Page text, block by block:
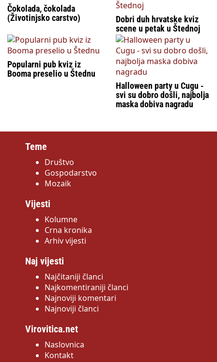
Čokolada, čokolada
(Životinjsko carstvo)
Dobri duh hrvatske kviz
scene u petak u Štednoj
Popularni pub kviz iz
Booma preselio u Štednu
Halloween party u Cugu -
svi su dobro došli, najbolja
maska dobiva nagradu
Teme
Društvo
Gospodarstvo
Mozaik
Vijesti
Kolumne
Crna kronika
Arhiv vijesti
Naj vijesti
Najčitaniji članci
Najkomentiraniji članci
Najnoviji komentari
Najnoviji članci
Virovitica.net
Naslovnica
Kontakt